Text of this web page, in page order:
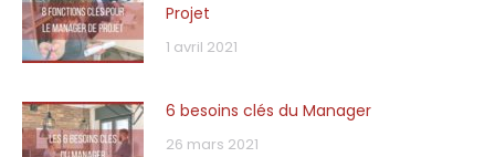
Projet
1 avril 2021
6 besoins clés du Manager
26 mars 2021